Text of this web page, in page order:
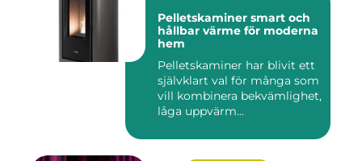
Pelletskaminer smart och
hållbar värme för moderna
hem
Pelletskaminer har blivit ett
självklart val för många som
vill kombinera bekvämlighet,
låga uppvärm...